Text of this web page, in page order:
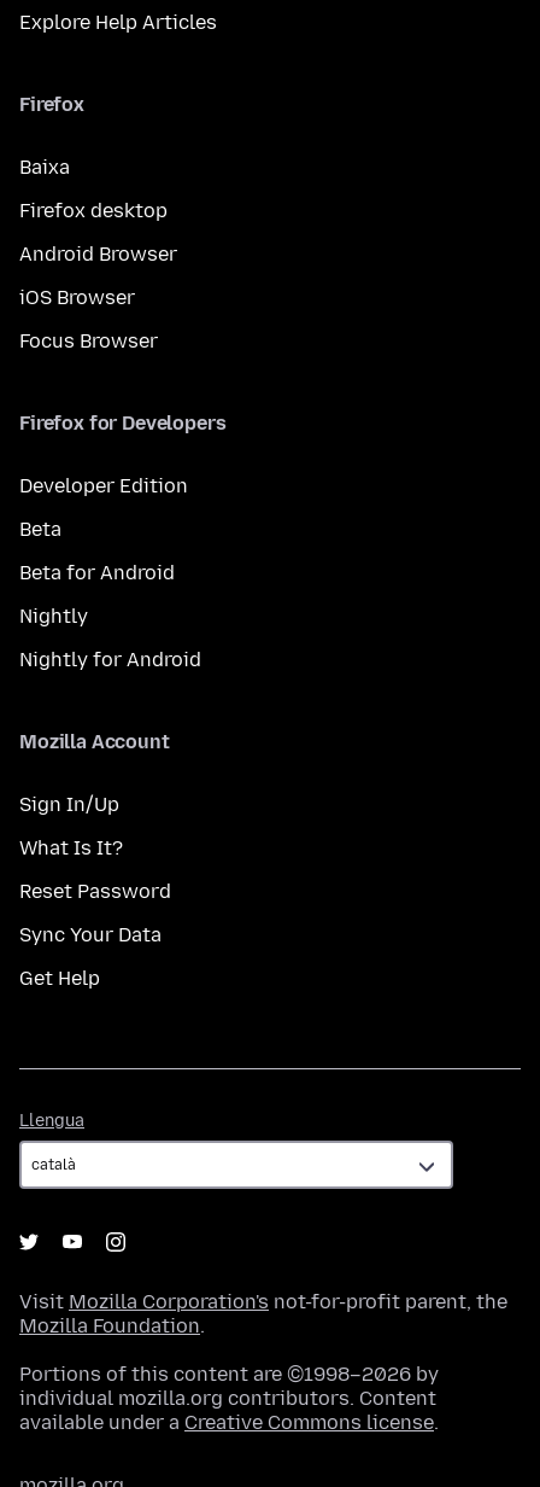
Explore Help Articles
Firefox
Baixa
Firefox desktop
Android Browser
iOS Browser
Focus Browser
Firefox for Developers
Developer Edition
Beta
Beta for Android
Nightly
Nightly for Android
Mozilla Account
Sign In/Up
What Is It?
Reset Password
Sync Your Data
Get Help
Llengua
Visit Mozilla Corporation's not-for-profit parent, the
Mozilla Foundation.
Portions of this content are ©1998–2026 by
individual mozilla.org contributors. Content
available under a Creative Commons license.